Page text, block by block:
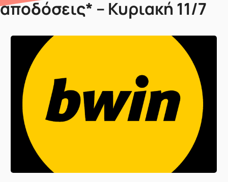
αποδόσεις* – Κυριακή 11/7